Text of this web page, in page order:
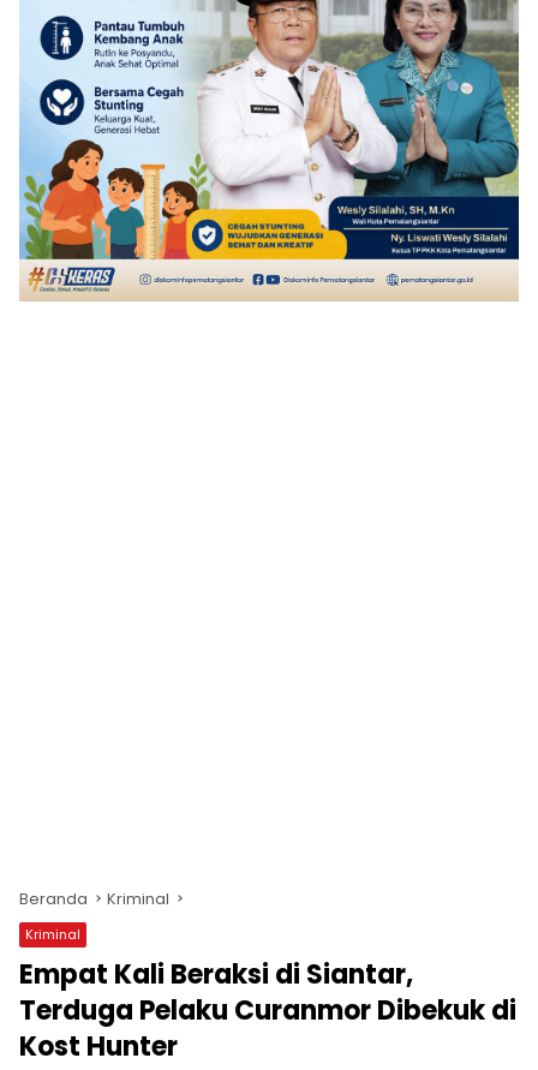
Beranda Kriminal
Kriminal
Empat Kali Beraksi di Siantar,
Terduga Pelaku Curanmor Dibekuk di
Kost Hunter